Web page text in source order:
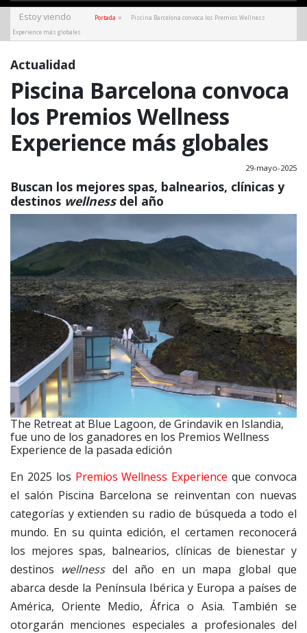
Estoy viendo Portada »
Piscina Barcelona convoca los Premios Wellness
Experience más globales
Actualidad
Piscina Barcelona convoca
los Premios Wellness
Experience más globales
29-mayo-2025
Buscan los mejores spas, balnearios, clínicas y
destinos wellnessdel año
The Retreat at Blue Lagoon, de Grindavik en Islandia,
fue uno de los ganadores en los Premios Wellness
Experience de la pasada edición
En 2025 los Premios Wellness Experience que convoca
el salón Piscina Barcelona se reinventan con nuevas
categorías y extienden su radio de búsqueda a todo el
mundo. En su quinta edición, el certamen reconocerá
los mejores spas, balnearios, clínicas de bienestar y
destinos wellnessdel año en un mapa global que
abarca desde la Península Ibérica y Europa a países de
América, Oriente Medio, África o Asia. También se
otorgarán menciones especiales a profesionales del